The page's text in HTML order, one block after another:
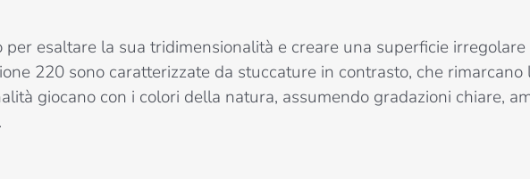
esaltare la sua tridimensionalità e creare una superficie irregolare
220 sono caratterizzate da stuccature in contrasto, che
giocano con i colori della natura, assumendo gradazioni chiare,